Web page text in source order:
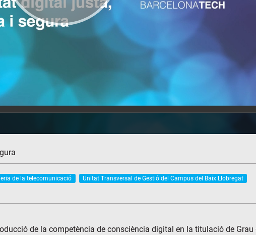
de la telecomunicació
Unitat Transversal de Gestió del Campus del Baix Llobregat
de la competència de consciència digital en la titulació de Grau